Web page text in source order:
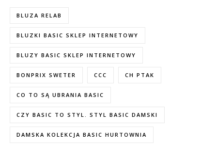
BLUZA RELAB
BLUZKI BASIC SKLEP INTERNETOWY
BLUZY BASIC SKLEP INTERNETOWY
BONPRIX SWETER CCC CH PTAK
CO TO SĄ UBRANIA BASIC
CZY BASIC TO STYL. STYL BASIC DAMSKI
DAMSKA KOLEKCJA BASIC HURTOWNIA